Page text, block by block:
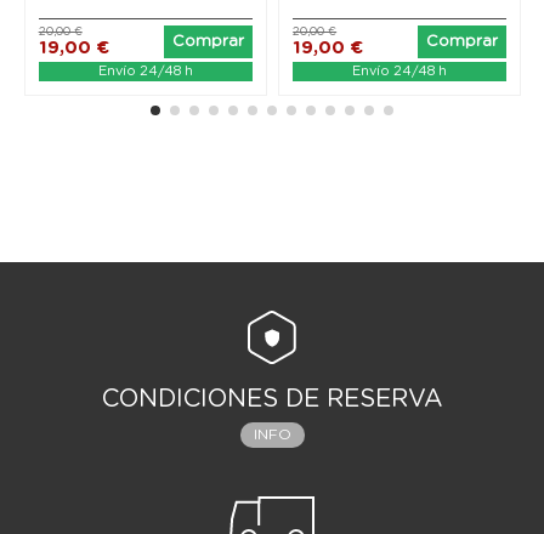
19,00 €
20,00 €
Comprar
Envío 24/48 h
19,00 €
20,00 €
Comprar
Envío 24/48 h
CONDICIONES DE RESERVA
INFO